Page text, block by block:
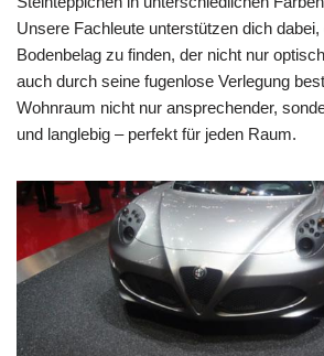
Unsere Fachleute unterstützen dich dabei,
Bodenbelag zu finden, der nicht nur
auch durch seine fugenlose Verlegung
Wohnraum nicht nur ansprechender,
und langlebig – perfekt für jeden Raum.